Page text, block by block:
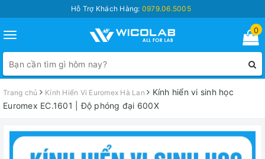
Hỗ Trợ Khách Hàng: 0979.06.5005
Toggle
navigation
0
Trang chủ Kính Hiển Vi Euromex Hà Lan
Kính hiển vi sinh học
Euromex EC.1601 | Độ phóng đại 600X